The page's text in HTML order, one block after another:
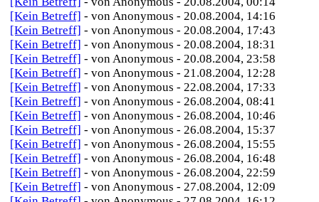
[Kein Betreff] - von Anonymous - 20.08.2004, 14:16
[Kein Betreff] - von Anonymous - 20.08.2004, 17:43
[Kein Betreff] - von Anonymous - 20.08.2004, 18:31
[Kein Betreff] - von Anonymous - 20.08.2004, 23:58
[Kein Betreff] - von Anonymous - 21.08.2004, 12:28
[Kein Betreff] - von Anonymous - 22.08.2004, 17:33
[Kein Betreff] - von Anonymous - 26.08.2004, 08:41
[Kein Betreff] - von Anonymous - 26.08.2004, 10:46
[Kein Betreff] - von Anonymous - 26.08.2004, 15:37
[Kein Betreff] - von Anonymous - 26.08.2004, 15:55
[Kein Betreff] - von Anonymous - 26.08.2004, 16:48
[Kein Betreff] - von Anonymous - 26.08.2004, 22:59
[Kein Betreff] - von Anonymous - 27.08.2004, 12:09